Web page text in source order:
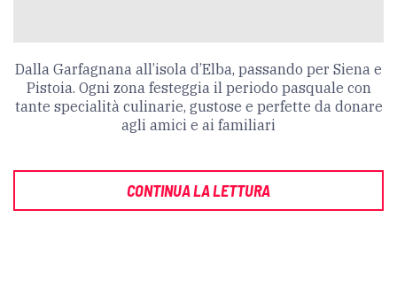
Dalla Garfagnana all’isola d’Elba, passando per Siena e
Pistoia. Ogni zona festeggia il periodo pasquale con
tante specialità culinarie, gustose e perfette da donare
agli amici e ai familiari
CONTINUA LA LETTURA